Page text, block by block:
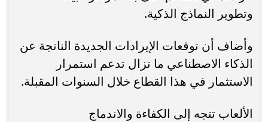
وتطوير النماذج الذكية.
وأضاف أن توقعات الإيرادات الجديدة الناتجة عن
الذكاء الاصطناعي ما تزال تدعم استمرار
الاستثمار في هذا القطاع خلال السنوات المقبلة.
الألعاب تتجه إلى الكفاءة والاندماج